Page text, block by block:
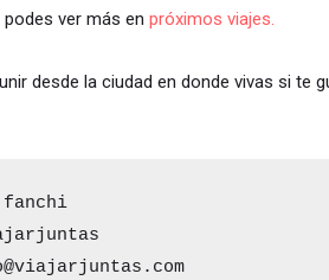
podes ver más enpróximos viajes.
desde la ciudad en donde vivas si
fanchi